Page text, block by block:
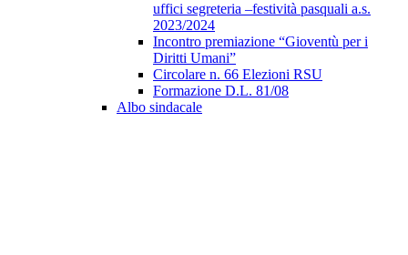
uffici segreteria –festività pasquali a.s.
2023/2024
Incontro premiazione “Gioventù per i
Diritti Umani”
Circolare n. 66 Elezioni RSU
Formazione D.L. 81/08
Albo sindacale